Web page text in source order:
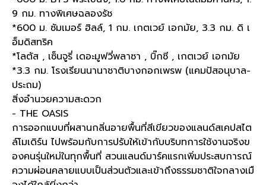
9 กม. ทางพิเศษฉลองรัช
*600 ม. ซัมเมอร์ ฮิลล์, 1 กม. เกตเวย์ เอกมัย, 3.3 กม. ดิ เ
อ็มดิสทริค
*โลตัส , เซ็นจูรี่ เดอะมูฟวี่พลาซา , บิ๊กซี , เกตเวย์ เอกมัย
*3.3 กม. โรงเรียนนานาชาติบางกอกเพรพ (แคมปัสอนุบาล-
ประถม)
สิ่งอำนวยความสะดวก
- THE OASIS
การออกแบบที่ผสานกลิ่นอายพื้นที่สีเขียวของแลนด์สเคปสไต
ล์โมเดิร์น ไปพร้อมกับการปรับให้เข้ากับบริบทการใช้งานจริงข
องคนรุ่นใหม่ในทุกพื้นที่ สวนแลนด์มาร์คแรกเพิ่มประสบการณ์
ความผ่อนคลายแบบเป็นส่วนตัวและเข้าถึงธรรมชาติใจกลางเมื